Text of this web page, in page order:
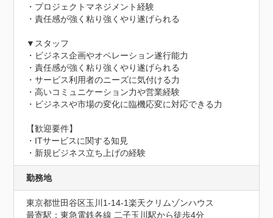
・プロジェクトマネジメント経験
・責任感が強く粘り強くやり遂げられる
▼スタッフ
・ビジネス企画やオペレーション遂行能力
・責任感が強く粘り強くやり遂げられる
・サービス利用者のニーズに気付ける力
・高いコミュニケーション力や営業経験
・ビジネスや市場の変化に臨機応変に対応できる力
【歓迎要件】
・ITサービスに関する知見
・新規ビジネス立ち上げの経験
勤務地
東京都世田谷区玉川1-14-1楽天クリムゾンハウス
最寄駅：東急電鉄各線 二子玉川駅から徒歩4分